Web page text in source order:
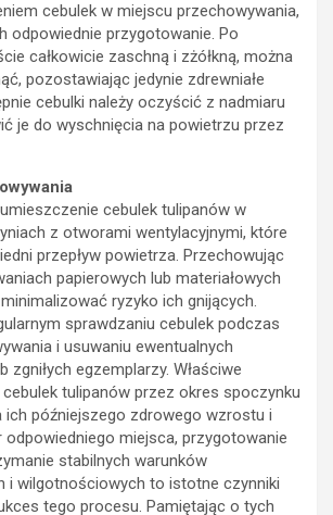
cebulek w miejscu przechowywania,
odpowiednie przygotowanie. Po
całkowicie zaschną i zżółkną, można
pozostawiając jedynie zdrewniałe
cebulki należy oczyścić z nadmiaru
je do wyschnięcia na powietrzu przez
cebulek tulipanów w
z otworami wentylacyjnymi, które
przepływ powietrza. Przechowując
papierowych lub materiałowych
ryzyko ich gnijących.
sprawdzaniu cebulek podczas
i usuwaniu ewentualnych
zgniłych egzemplarzy. Właściwe
tulipanów przez okres spoczynku
ich późniejszego zdrowego wzrostu i
odpowiedniego miejsca, przygotowanie
stabilnych warunków
i wilgotnościowych to istotne czynniki
tego procesu. Pamiętając o tych